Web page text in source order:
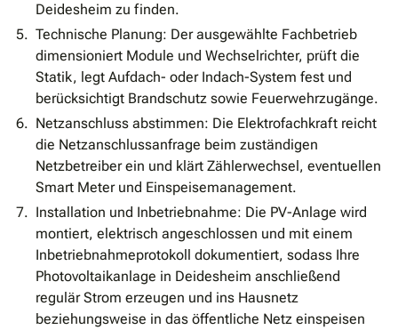
Deidesheim zu finden.
Technische Planung: Der ausgewählte Fachbetrieb
dimensioniert Module und Wechselrichter, prüft die
Statik, legt Aufdach- oder Indach-System fest und
berücksichtigt Brandschutz sowie Feuerwehrzugänge.
Netzanschluss abstimmen: Die Elektrofachkraft reicht
die Netzanschlussanfrage beim zuständigen
Netzbetreiber ein und klärt Zählerwechsel, eventuellen
Smart Meter und Einspeisemanagement.
Installation und Inbetriebnahme: Die PV-Anlage wird
montiert, elektrisch angeschlossen und mit einem
Inbetriebnahmeprotokoll dokumentiert, sodass Ihre
Photovoltaikanlage in Deidesheim anschließend
regulär Strom erzeugen und ins Hausnetz
beziehungsweise in das öffentliche Netz einspeisen